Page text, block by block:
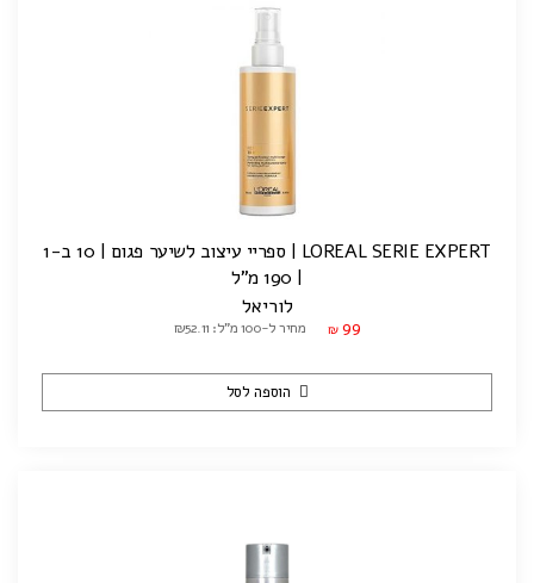
LOREAL SERIE EXPERT | ספריי עיצוב לשיער פגום | 10 ב-1
| 190 מ"ל
לוריאל
₪ 99 מחיר ל-100 מ"ל: ₪52.11
הוספה לסל